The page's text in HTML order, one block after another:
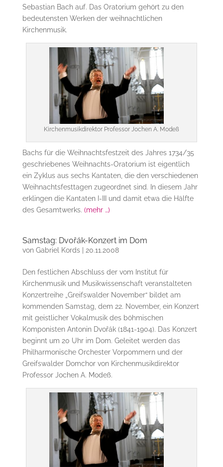
Sebastian Bach auf. Das Oratorium gehört zu den
bedeutensten Werken der weihnachtlichen
Kirchenmusik.
Kirchenmusikdirektor Professor Jochen A. Modeß
Bachs für die Weihnachtsfestzeit des Jahres 1734/35
geschriebenes Weihnachts-Oratorium ist eigentlich
ein Zyklus aus sechs Kantaten, die den verschiedenen
Weihnachtsfesttagen zugeordnet sind. In diesem Jahr
erklingen die Kantaten I-III und damit etwa die Hälfte
des Gesamtwerks. (mehr …)
Samstag: Dvořák-Konzert im Dom
von Gabriel Kords| 20.11.2008
Den festlichen Abschluss der vom Institut für
Kirchenmusik und Musikwissenschaft veranstalteten
Konzertreihe „Greifswalder November“ bildet am
kommenden Samstag, dem 22. November, ein Konzert
mit geistlicher Vokalmusik des böhmischen
Komponisten Antonin Dvořák (1841-1904). Das Konzert
beginnt um 20 Uhr im Dom. Geleitet werden das
Philharmonische Orchester Vorpommern und der
Greifswalder Domchor von Kirchenmusikdirektor
Professor Jochen A. Modeß.